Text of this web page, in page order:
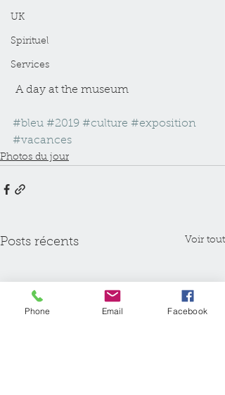
UK
Spirituel
Services
A day at the museum
#bleu #2019 #culture #exposition
#vacances
Photos du jour
Posts récents Voir tout
Phone Email Facebook